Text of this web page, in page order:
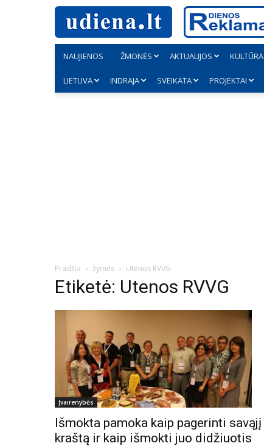
NAUJIENOS ŽMONĖS AKTUALIJOS KULTŪRA
LIETUVA INDRAJA SVEIKATA PROJEKTAI
Pradžia žymės Utenos RVVG
Etiketė: Utenos RVVG
Įvairenybės
Išmokta pamoka kaip pagerinti savąjį
kraštą ir kaip išmokti juo didžiuotis